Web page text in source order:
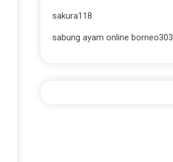
sakura118
sabung ayam online borneo303